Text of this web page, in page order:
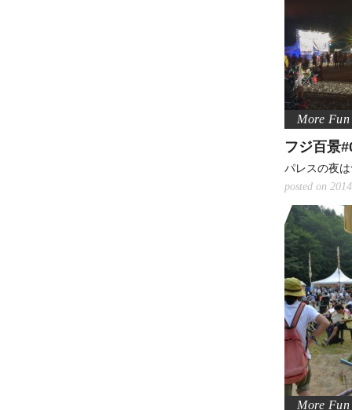
フジ百景
パレスの夜
posted on